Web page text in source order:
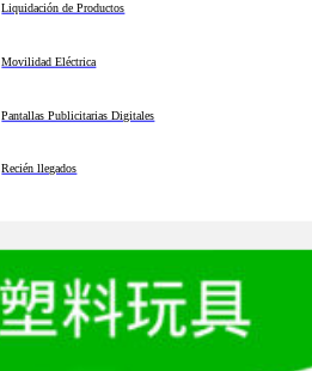
Liquidación de Productos
Movilidad Eléctrica
Pantallas Publicitarias Digitales
Recién llegados